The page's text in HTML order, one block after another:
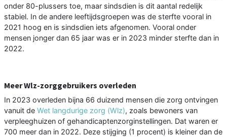
onder 80-plussers toe, maar sindsdien is dit aantal redelijk
stabiel. In de andere leeftijdsgroepen was de sterfte vooral in
2021 hoog en is sindsdien iets afgenomen. Vooral onder
mensen jonger dan 65 jaar was er in 2023 minder sterfte dan in
2022.
Meer Wlz-zorggebruikers overleden
In 2023 overleden bijna 66 duizend mensen die zorg ontvingen
vanuit de Wet langdurige zorg (Wlz), zoals bewoners van
verpleeghuizen of gehandicaptenzorginstellingen. Dat waren er
700 meer dan in 2022. Deze stijging (1 procent) is kleiner dan de